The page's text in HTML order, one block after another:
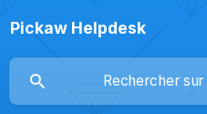
Pickaw Helpdesk